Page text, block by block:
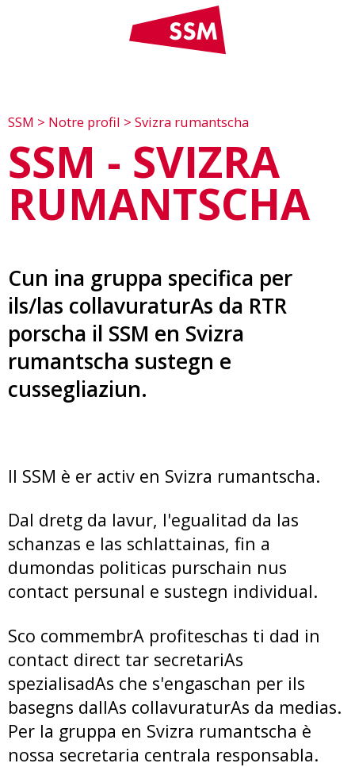
SSM > Notre profil > Svizra rumantscha
SSM - SVIZRA
RUMANTSCHA
Cun ina gruppa specifica per
ils/las collavuraturAs da RTR
porscha il SSM en Svizra
rumantscha sustegn e
cussegliaziun.
Il SSM è er activ en Svizra rumantscha.
Dal dretg da lavur, l'egualitad da las
schanzas e las schlattainas, fin a
dumondas politicas purschain nus
contact persunal e sustegn individual.
Sco commembrA profiteschas ti dad in
contact direct tar secretariAs
spezialisadAs che s'engaschan per ils
basegns dallAs collavuraturAs da medias.
Per la gruppa en Svizra rumantscha è
nossa secretaria centrala responsabla.